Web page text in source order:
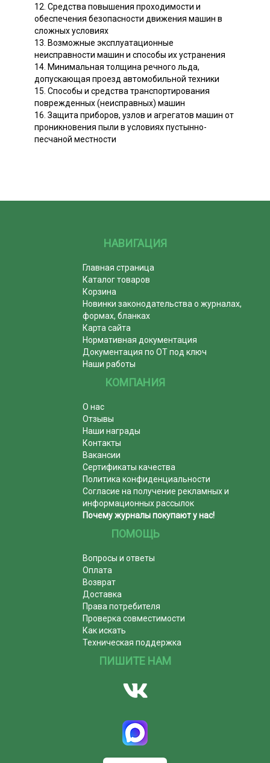
12. Средства повышения проходимости и
обеспечения безопасности движения машин в
сложных условиях
13. Возможные эксплуатационные
неисправности машин и способы их устранения
14. Минимальная толщина речного льда,
допускающая проезд автомобильной техники
15. Способы и средства транспортирования
поврежденных (неисправных) машин
16. Защита приборов, узлов и агрегатов машин от
проникновения пыли в условиях пустынно-
песчаной местности
НАВИГАЦИЯ
Главная страница
Каталог товаров
Корзина
Новинки законодательства о журналах,
формах, бланках
Карта сайта
Нормативная документация
Документация по ОТ под ключ
Наши работы
КОМПАНИЯ
О нас
Отзывы
Наши награды
Контакты
Вакансии
Сертификаты качества
Политика конфиденциальности
Согласие на получение рекламных и
информационных рассылок
Почему журналы покупают у нас!
ПОМОЩЬ
Вопросы и ответы
Оплата
Возврат
Доставка
Права потребителя
Проверка совместимости
Как искать
Техническая поддержка
ПИШИТЕ НАМ